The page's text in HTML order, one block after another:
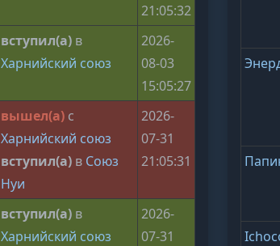
21:05:32
вступил(а)в
Харнийский союз
2026-
08-03
15:05:27
вышел(а)с
Харнийский союз
вступил(а)в Союз
Нуи
2026-
07-31
21:05:31
вступил(а)в
Харнийский союз
2026-
07-31